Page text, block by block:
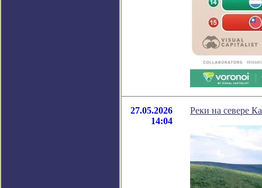
27.05.2026
14:04
Реки на севере